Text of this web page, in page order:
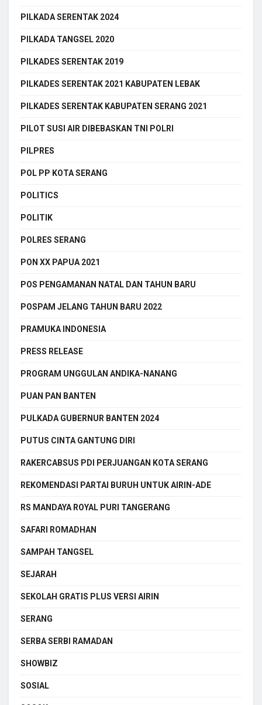
PILKADA SERENTAK 2024
PILKADA TANGSEL 2020
PILKADES SERENTAK 2019
PILKADES SERENTAK 2021 KABUPATEN LEBAK
PILKADES SERENTAK KABUPATEN SERANG 2021
PILOT SUSI AIR DIBEBASKAN TNI POLRI
PILPRES
POL PP KOTA SERANG
POLITICS
POLITIK
POLRES SERANG
PON XX PAPUA 2021
POS PENGAMANAN NATAL DAN TAHUN BARU
POSPAM JELANG TAHUN BARU 2022
PRAMUKA INDONESIA
PRESS RELEASE
PROGRAM UNGGULAN ANDIKA-NANANG
PUAN PAN BANTEN
PULKADA GUBERNUR BANTEN 2024
PUTUS CINTA GANTUNG DIRI
RAKERCABSUS PDI PERJUANGAN KOTA SERANG
REKOMENDASI PARTAI BURUH UNTUK AIRIN-ADE
RS MANDAYA ROYAL PURI TANGERANG
SAFARI ROMADHAN
SAMPAH TANGSEL
SEJARAH
SEKOLAH GRATIS PLUS VERSI AIRIN
SERANG
SERBA SERBI RAMADAN
SHOWBIZ
SOSIAL